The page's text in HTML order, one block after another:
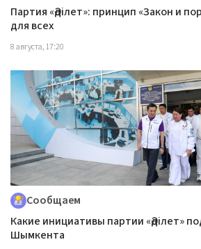
Партия «Әділет»: принцип «Закон и
для всех
8 августа, 17:20
Сообщаем
Какие инициативы партии «Әділет»
Шымкента